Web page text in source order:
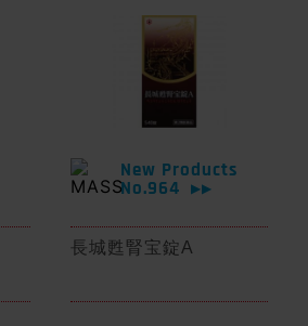
New Products
No.964
▶▶
長城甦腎宝錠A